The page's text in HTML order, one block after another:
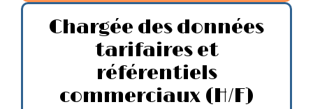
Chargée des données
tarifaires et
référentiels
commerciaux (H/F)